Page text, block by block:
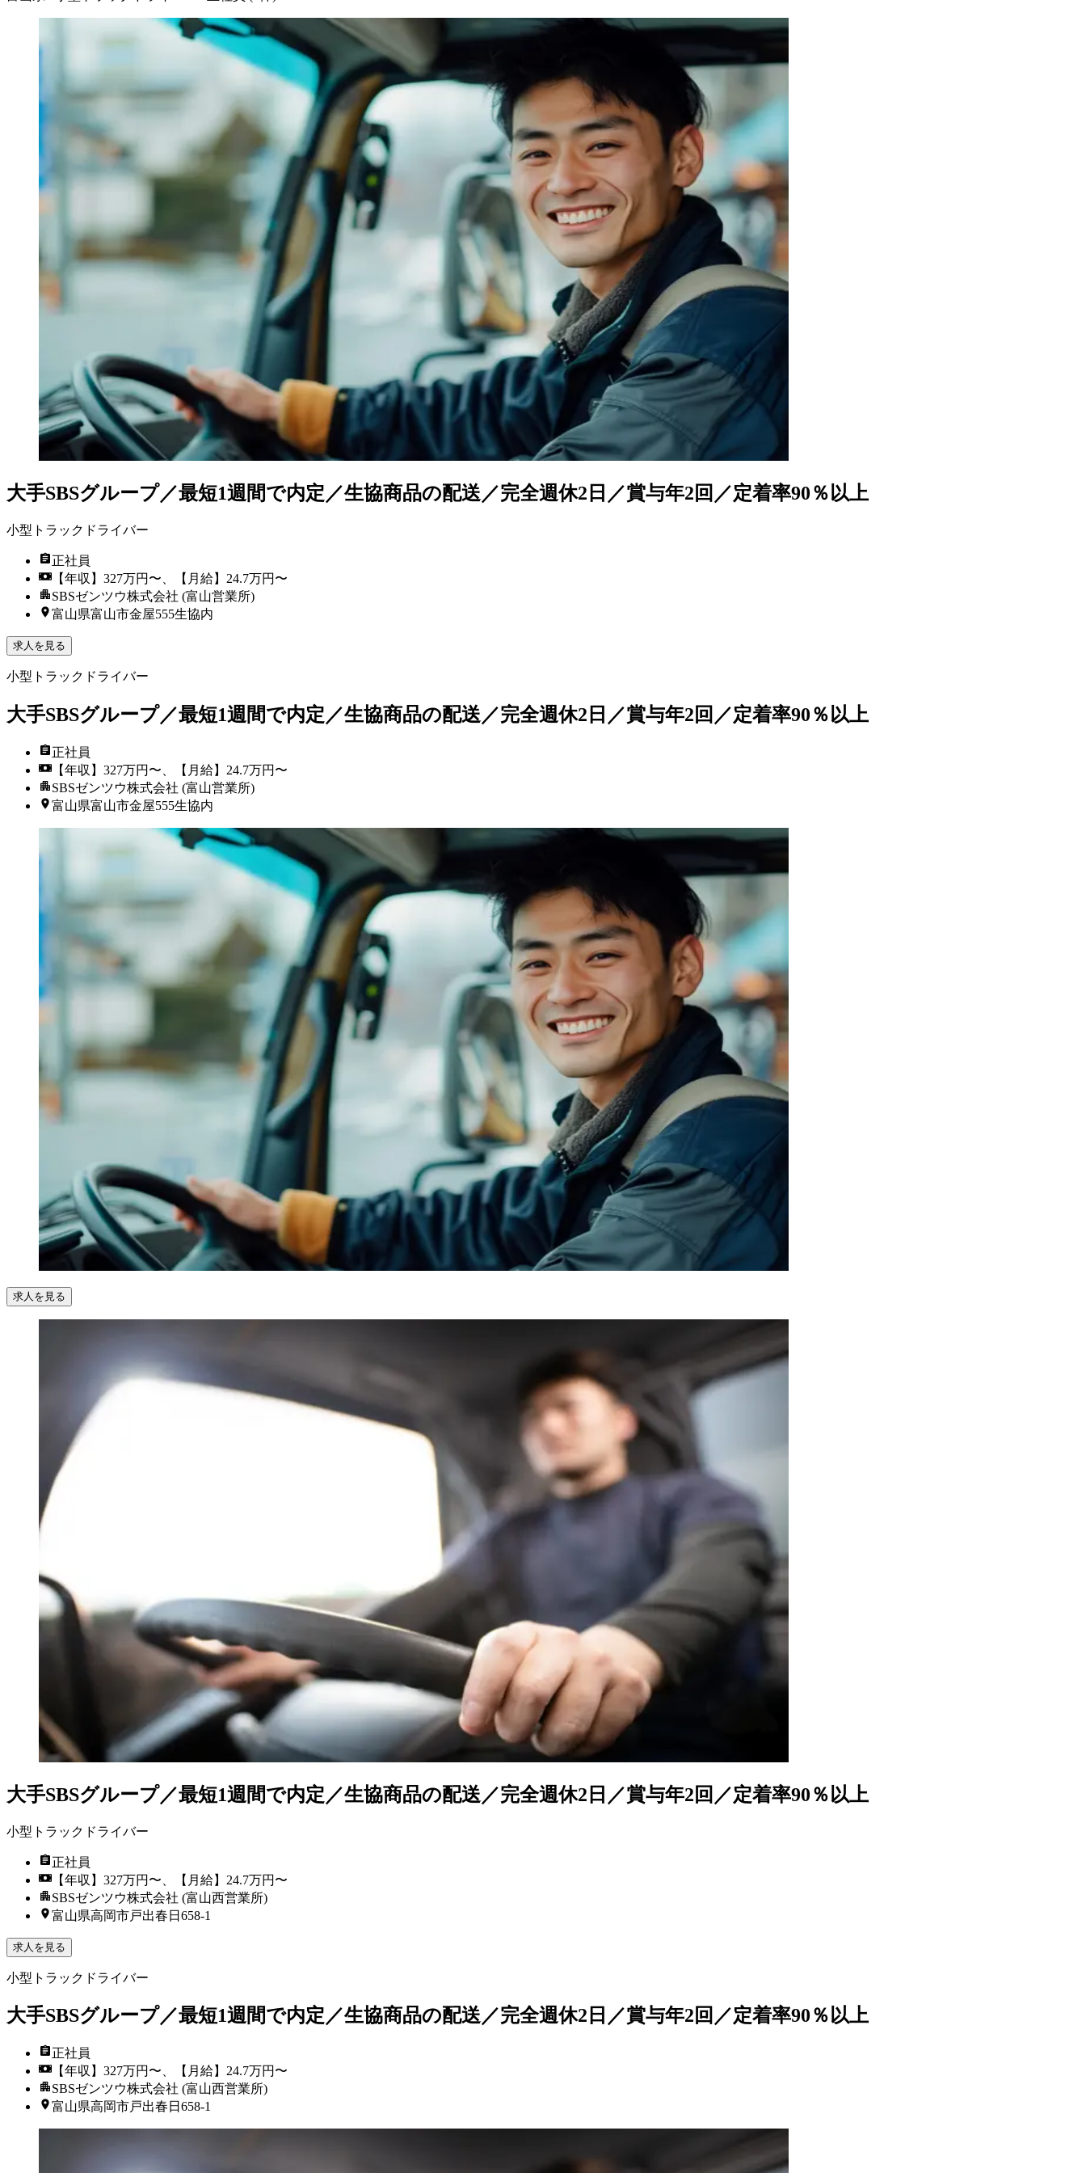
大手SBSグループ／最短1週間で内定／生協商品の配送／完全週休2日／賞与年2回／定着率90％以上
小型トラックドライバー
正社員
【年収】327万円〜、【月給】24.7万円〜
SBSゼンツウ株式会社 (富山営業所)
富山県富山市金屋555生協内
求人を見る
小型トラックドライバー
大手SBSグループ／最短1週間で内定／生協商品の配送／完全週休2日／賞与年2回／定着率90％以上
正社員
【年収】327万円〜、【月給】24.7万円〜
SBSゼンツウ株式会社 (富山営業所)
富山県富山市金屋555生協内
求人を見る
大手SBSグループ／最短1週間で内定／生協商品の配送／完全週休2日／賞与年2回／定着率90％以上
小型トラックドライバー
正社員
【年収】327万円〜、【月給】24.7万円〜
SBSゼンツウ株式会社 (富山西営業所)
富山県高岡市戸出春日658-1
求人を見る
小型トラックドライバー
大手SBSグループ／最短1週間で内定／生協商品の配送／完全週休2日／賞与年2回／定着率90％以上
正社員
【年収】327万円〜、【月給】24.7万円〜
SBSゼンツウ株式会社 (富山西営業所)
富山県高岡市戸出春日658-1